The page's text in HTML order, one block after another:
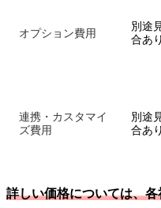
オプション費用
別途
合あり
連携・カスタマイ
ズ費用
別途
合あり
詳しい価格については、